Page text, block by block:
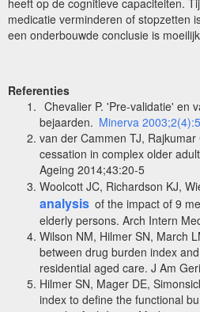
medicatie verminderen of stopzetten
een onderbouwde conclusie is
Referenties
Chevalier P. 'Pre-validatie' en
bejaarden. Minerva
van der Cammen TJ,
cessation in complex older
Ageing 2014;43:20-5
Woolcott JC, Richardson KJ,
analysis of the impact of 9
elderly persons. Arch Intern
Wilson NM, Hilmer SN, March
between drug burden index
residential aged care. J Am
Hilmer SN, Mager DE,
index to define the functional